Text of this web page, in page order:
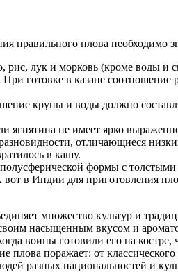
правильного плова необходимо
рис, лук и морковь (кроме воды и
готовке в казане
крупы и воды должно
ягнятина не имеет ярко
отличающиеся
в кашу.
формы с
в Индии для приготовления
множество культур и
насыщенным вкусом и
воины готовили его на
плова поражает: от
разных национальностей и